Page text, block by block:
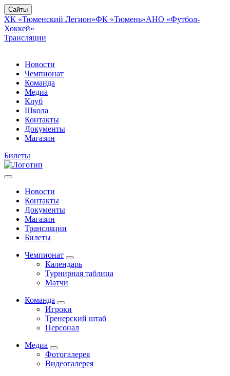
Сайты
ХК «Тюменский Легион»ФК «Тюмень»АНО «Футбол-
Хоккей»
Трансляции
Новости
Чемпионат
Команда
Медиа
Клуб
Школа
Контакты
Документы
Магазин
Билеты
Новости
Контакты
Документы
Магазин
Трансляции
Билеты
Чемпионат
Календарь
Турнирная таблица
Матчи
Команда
Игроки
Тренерский штаб
Персонал
Медиа
Фотогалерея
Видеогалерея